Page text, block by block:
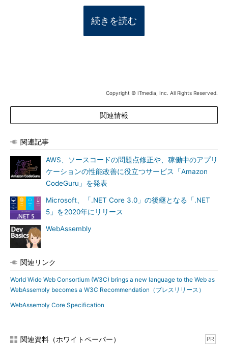
続きを読む
Copyright © ITmedia, Inc. All Rights Reserved.
関連情報
関連記事
AWS、ソースコードの問題点修正や、稼働中のアプリ
ケーションの性能改善に役立つサービス「Amazon
CodeGuru」を発表
Microsoft、「.NET Core 3.0」の後継となる「.NET
5」を2020年にリリース
WebAssembly
関連リンク
World Wide Web Consortium (W3C) brings a new language to the Web as
WebAssembly becomes a W3C Recommendation（プレスリリース）
WebAssembly Core Specification
関連資料（ホワイトペーパー） PR